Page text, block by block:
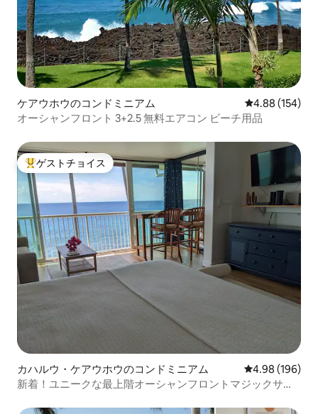
ケアウホウのコンドミニアム レビュー154
4.88 (154)
オーシャンフロント 3+2.5 無料エアコン ビーチ用品
大好評のゲストチョイスです。
ゲストチョイス
カハルウ・ケアウホウのコンドミニアム レビュー196
4.98 (196)
新着！ユニークな最上階オーシャンフロントマジックサン